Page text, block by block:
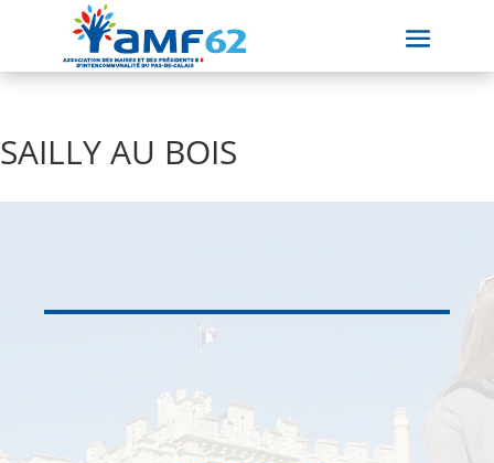
SAILLY AU BOIS